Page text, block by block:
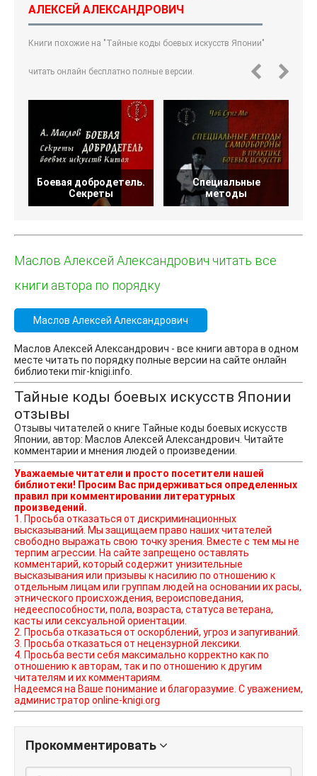
АЛЕКСЕЙ АЛЕКСАНДРОВИЧ
Книги похожие на "Тайные коды боевых искусств Японии"
читать онлайн бесплатно полные версии.
Боевая добродетель.
Секреты
Специальные
методы
Маслов Алексей Александрович читать все
книги автора по порядку
Маслов Алексей Александрович
Маслов Алексей Александрович - все книги автора в одном
месте читать по порядку полные версии на сайте онлайн
библиотеки mir-knigi.info.
Тайные коды боевых искусств Японии
отзывы
Отзывы читателей о книге Тайные коды боевых искусств
Японии, автор: Маслов Алексей Александрович. Читайте
комментарии и мнения людей о произведении.
Уважаемые читатели и просто посетители нашей
библиотеки! Просим Вас придерживаться определенных
правил при комментировании литературных
произведений.
1. Просьба отказаться от дискриминационных
высказываний. Мы защищаем право наших читателей
свободно выражать свою точку зрения. Вместе с тем мы не
терпим агрессии. На сайте запрещено оставлять
комментарий, который содержит унизительные
высказывания или призывы к насилию по отношению к
отдельным лицам или группам людей на основании их расы,
этнического происхождения, вероисповедания,
недееспособности, пола, возраста, статуса ветерана,
касты или сексуальной ориентации.
2. Просьба отказаться от оскорблений, угроз и запугиваний.
3. Просьба отказаться от нецензурной лексики.
4. Просьба вести себя максимально корректно как по
отношению к авторам, так и по отношению к другим
читателям и их комментариям.
Надеемся на Ваше понимание и благоразумие. С уважением,
администратор online-knigi.org
Прокомментировать